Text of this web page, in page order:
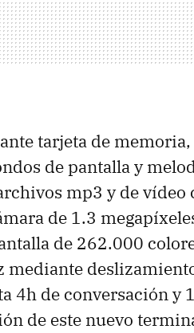
tarjeta de
de pantalla y
mp3 y de vídeo
de 1.3
de 262.000
mediante
4h de conversación y
de este nuevo